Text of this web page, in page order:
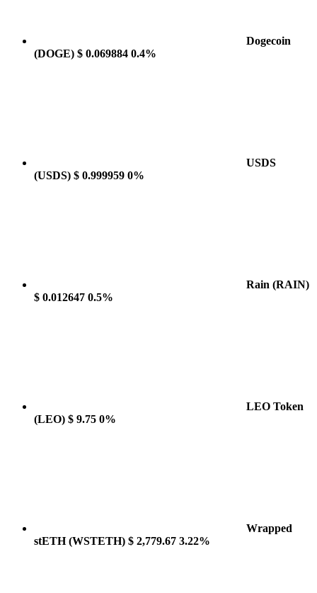
Dogecoin
(DOGE) $ 0.069884 0.4%
USDS
(USDS) $ 0.999959 0%
Rain (RAIN)
$ 0.012647 0.5%
LEO Token
(LEO) $ 9.75 0%
Wrapped
stETH(WSTETH) $ 2,779.67 3.22%